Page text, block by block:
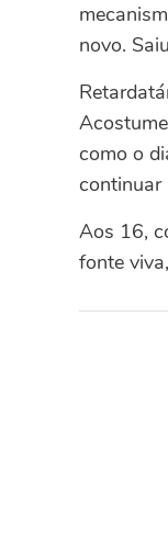
novo.
como o
continuar
Aos 16,
fonte